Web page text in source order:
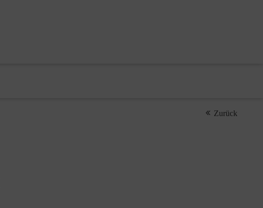
Zurück